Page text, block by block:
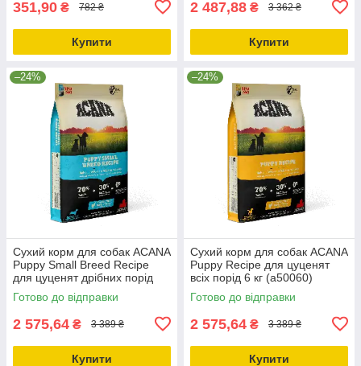
351,90 ₴ 782 ₴
Купити
2 487,88 ₴ 3 362 ₴
Купити
–24%
Сухий корм для собак ACANA
Puppy Small Breed Recipe
для цуценят дрібних порід
6.0 кг (a50260)
Готово до відправки
2 575,64 ₴ 3 389 ₴
Купити
–24%
Сухий корм для собак ACANA
Puppy Recipe для цуценят
всіх порід 6 кг (a50060)
Готово до відправки
2 575,64 ₴ 3 389 ₴
Купити